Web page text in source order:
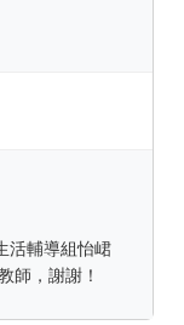
活輔導組怡峮
師，謝謝！